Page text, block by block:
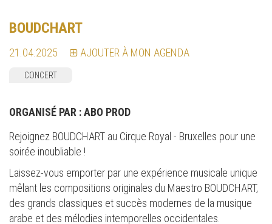
BOUDCHART
21.04.2025 AJOUTER À MON AGENDA
CONCERT
ORGANISÉ PAR :ABO PROD
Rejoignez BOUDCHART au Cirque Royal - Bruxelles pour une
soirée inoubliable !
Laissez-vous emporter par une expérience musicale unique
mêlant les compositions originales du Maestro BOUDCHART,
des grands classiques et succès modernes de la musique
arabe et des mélodies intemporelles occidentales.